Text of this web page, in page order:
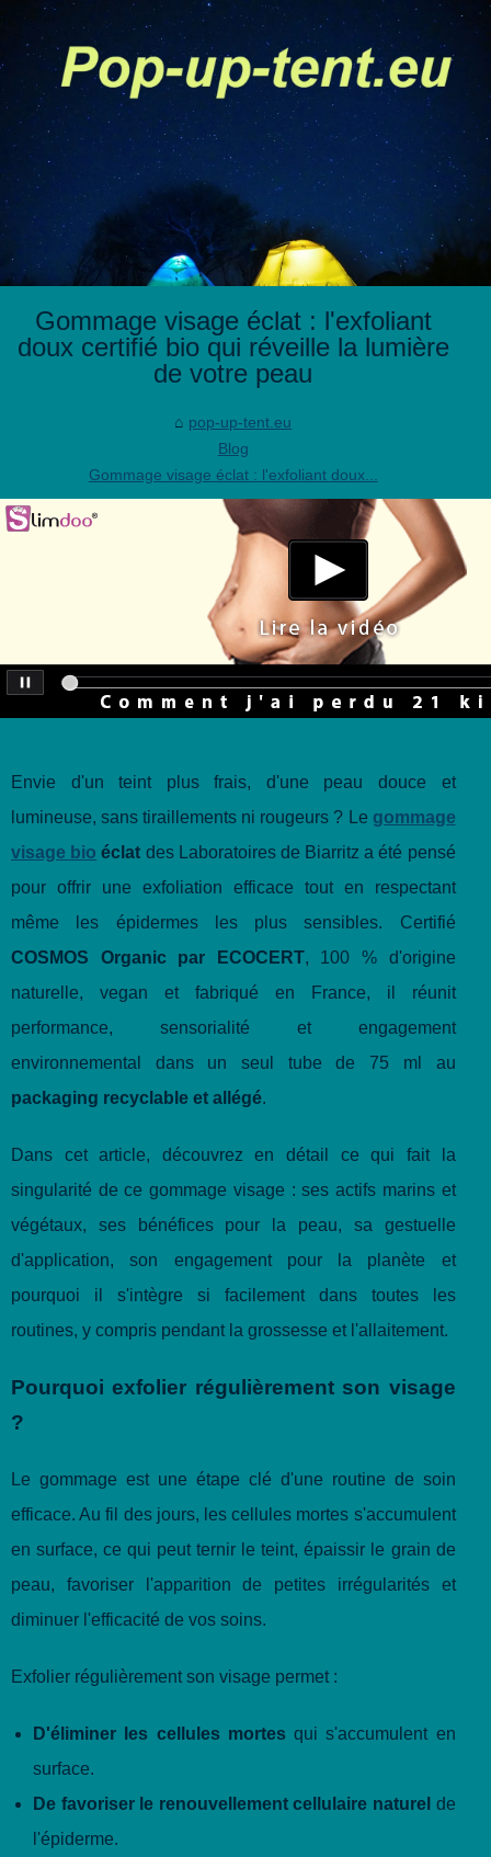
Gommage visage éclat : l'exfoliant
doux certifié bio qui réveille la lumière
de votre peau
pop-up-tent.eu
Blog
Gommage visage éclat : l'exfoliant doux...
Envie d'un teint plus frais, d'une peau douce et
lumineuse, sans tiraillements ni rougeurs ? Le gommage
visage bio éclat des Laboratoires de Biarritz a été pensé
pour offrir une exfoliation efficace tout en respectant
même les épidermes les plus sensibles. Certifié
COSMOS Organic par ECOCERT, 100 % d'origine
naturelle, vegan et fabriqué en France, il réunit
performance, sensorialité et engagement
environnemental dans un seul tube de 75 ml au
packaging recyclable et allégé.
Dans cet article, découvrez en détail ce qui fait la
singularité de ce gommage visage : ses actifs marins et
végétaux, ses bénéfices pour la peau, sa gestuelle
d'application, son engagement pour la planète et
pourquoi il s'intègre si facilement dans toutes les
routines, y compris pendant la grossesse et l'allaitement.
Pourquoi exfolier régulièrement son visage
?
Le gommage est une étape clé d'une routine de soin
efficace. Au fil des jours, les cellules mortes s'accumulent
en surface, ce qui peut ternir le teint, épaissir le grain de
peau, favoriser l'apparition de petites irrégularités et
diminuer l'efficacité de vos soins.
Exfolier régulièrement son visage permet :
D'éliminer les cellules mortes qui s'accumulent en
surface.
De favoriser le renouvellement cellulaire naturel de
l'épiderme.